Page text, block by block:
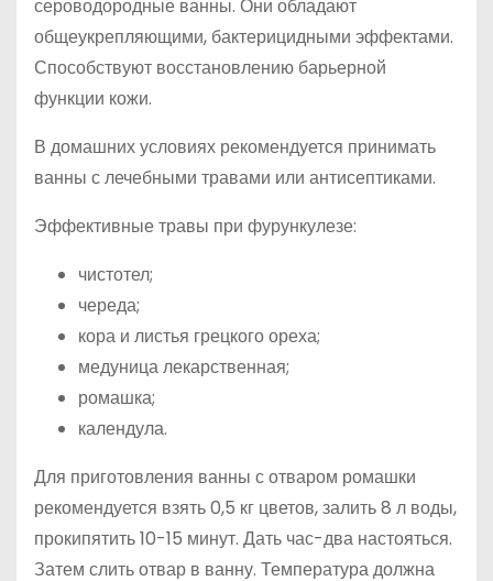
сероводородные ванны. Они обладают
общеукрепляющими, бактерицидными эффектами.
Способствуют восстановлению барьерной
функции кожи.
В домашних условиях рекомендуется принимать
ванны с лечебными травами или антисептиками.
Эффективные травы при фурункулезе:
чистотел;
череда;
кора и листья грецкого ореха;
медуница лекарственная;
ромашка;
календула.
Для приготовления ванны с отваром ромашки
рекомендуется взять 0,5 кг цветов, залить 8 л воды,
прокипятить 10-15 минут. Дать час-два настояться.
Затем слить отвар в ванну. Температура должна